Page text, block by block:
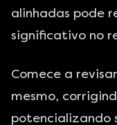
alinhadas pode
significativo no
Comece a
mesmo,
potencializando